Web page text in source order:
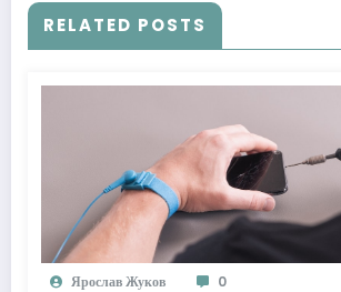
RELATED POSTS
Ярослав Жуков 0